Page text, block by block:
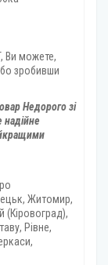
Ви можете,
зробивши
Недорого зі
надійне
Житомир,
(Кіровоград),
Рівне,